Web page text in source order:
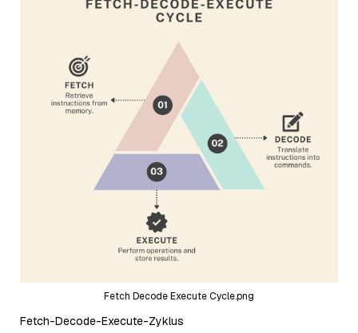
Fetch Decode Execute Cycle.png
Fetch-Decode-Execute-Zyklus